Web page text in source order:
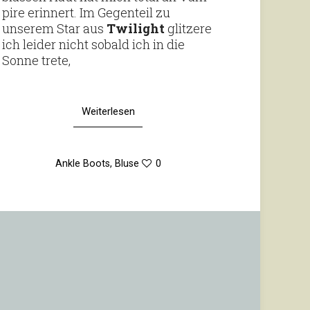
pire erin­nert. Im Gegen­teil zu
unserem Star aus Twi­light glit­zere
ich leider nicht sobald ich in die
Sonne trete,
Weiterlesen
Ankle Boots, Bluse 0